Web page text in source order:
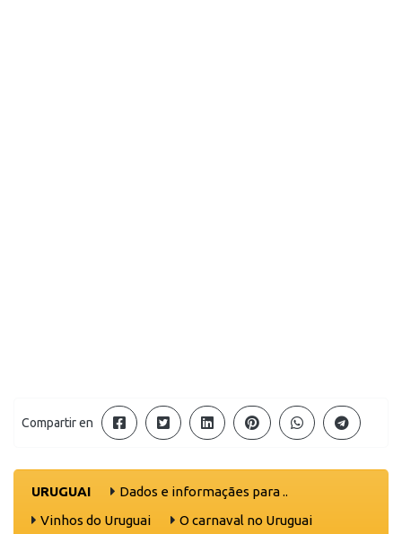
Compartir en
URUGUAI
Dados e informaçães para ..
Vinhos do Uruguai
O carnaval no Uruguai